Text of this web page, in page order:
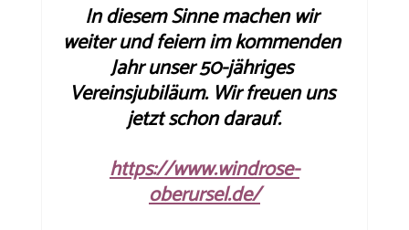
In diesem Sinne machen wir
weiter und feiern im kommenden
Jahr unser 50-jähriges
Vereinsjubiläum. Wir freuen uns
jetzt schon darauf.
https://www.windrose-
oberursel.de/